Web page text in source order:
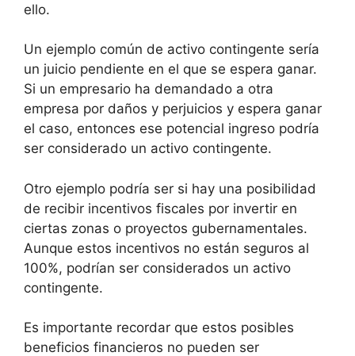
ello.
Un ejemplo común de activo contingente sería
un juicio pendiente en el que se espera ganar.
Si un empresario ha demandado a otra
empresa por daños y perjuicios y espera ganar
el caso, entonces ese potencial ingreso podría
ser considerado un activo contingente.
Otro ejemplo podría ser si hay una posibilidad
de recibir incentivos fiscales por invertir en
ciertas zonas o proyectos gubernamentales.
Aunque estos incentivos no están seguros al
100%, podrían ser considerados un activo
contingente.
Es importante recordar que estos posibles
beneficios financieros no pueden ser